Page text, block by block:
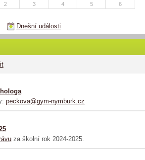
2 3 4 5 6
Dnešní události
peckova@gym-nymburk.cz
za školní rok 2024-2025.